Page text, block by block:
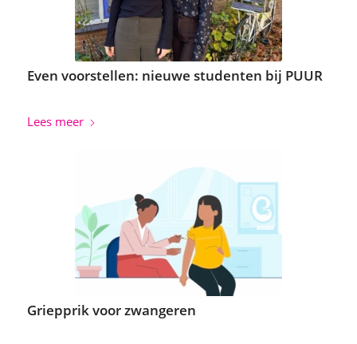
Even voorstellen: nieuwe studenten bij PUUR
Lees meer
Griepprik voor zwangeren